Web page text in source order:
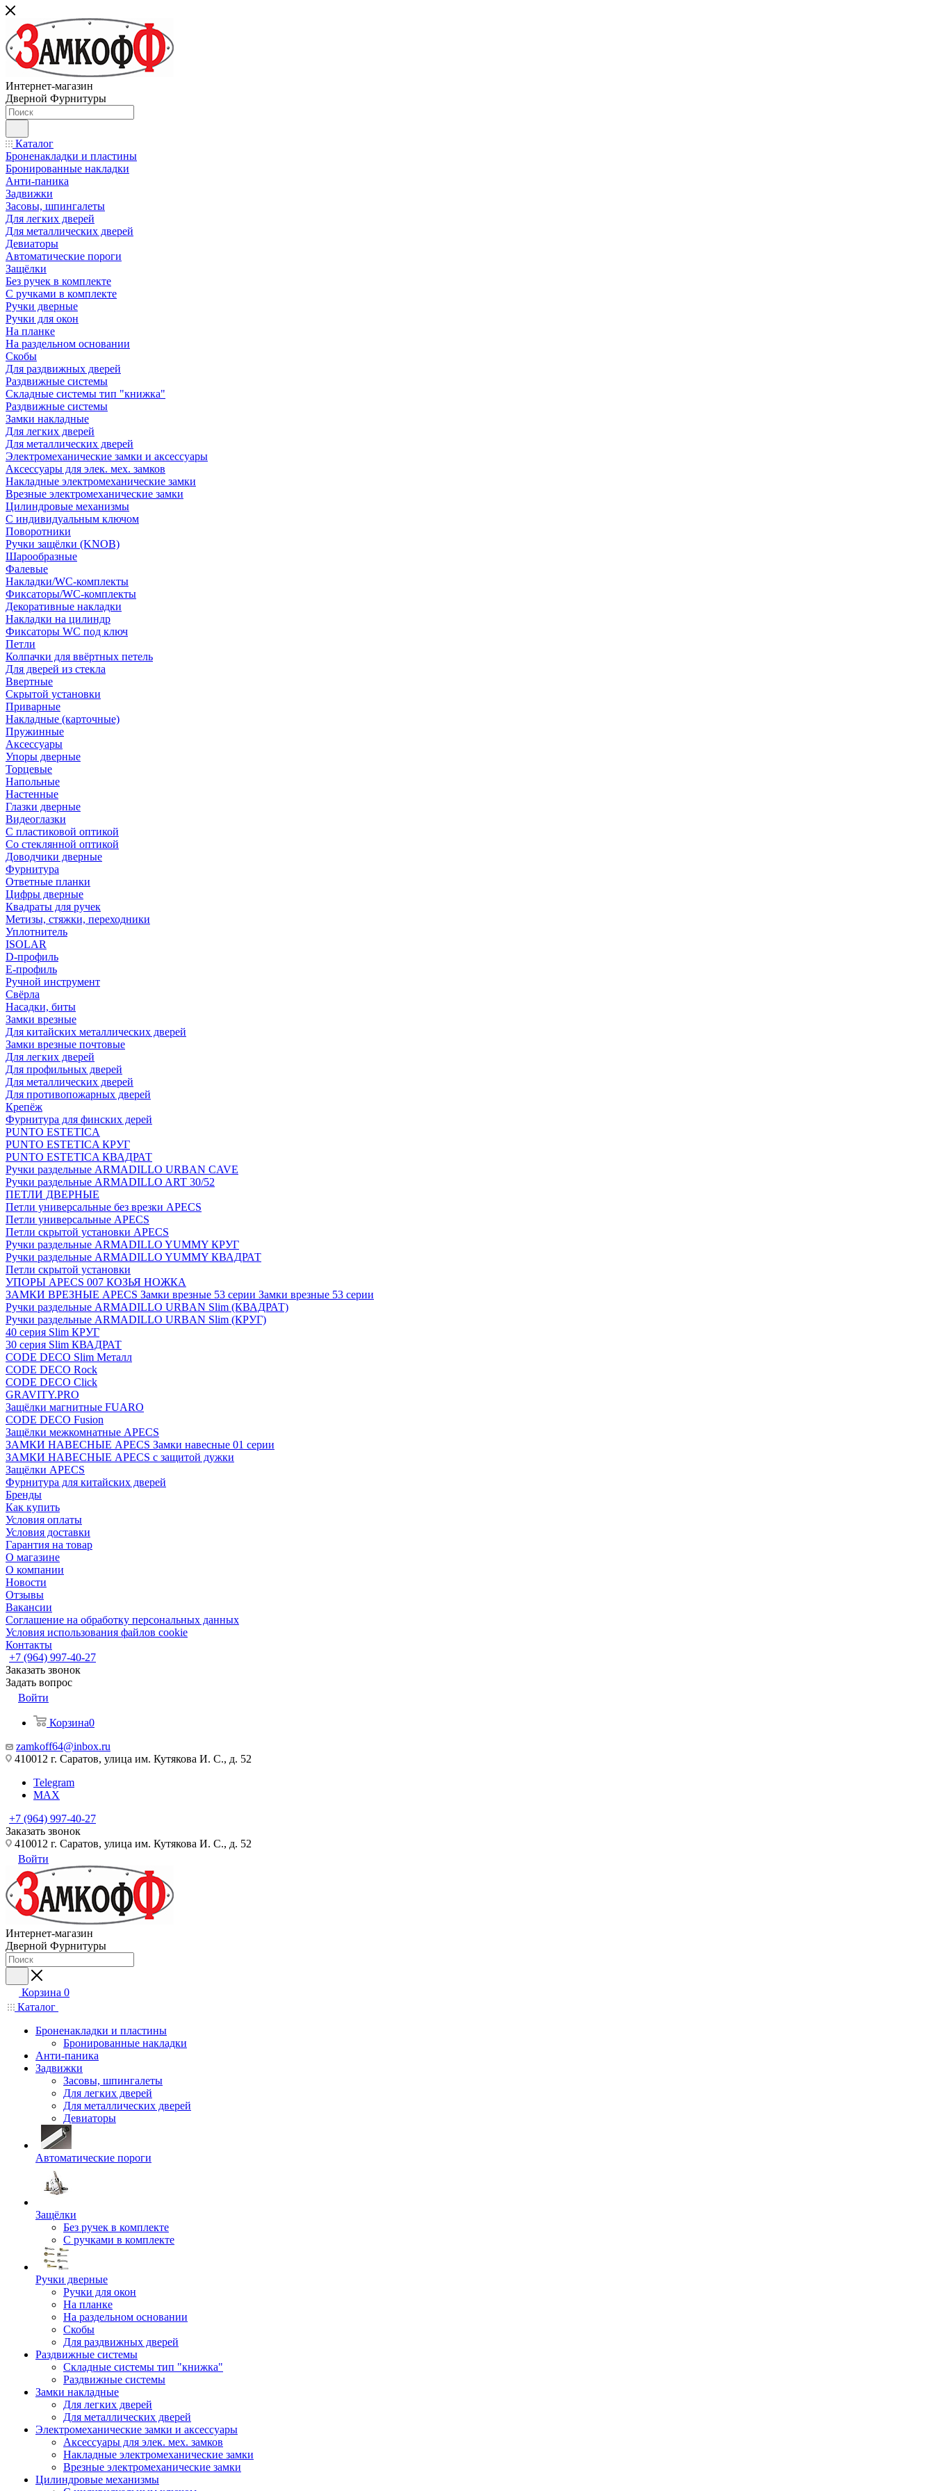
Интернет-магазин
Дверной Фурнитуры
Каталог
Броненакладки и пластины
Бронированные накладки
Анти-паника
Задвижки
Засовы, шпингалеты
Для легких дверей
Для металлических дверей
Девиаторы
Автоматические пороги
Защёлки
Без ручек в комплекте
С ручками в комплекте
Ручки дверные
Ручки для окон
На планке
На раздельном основании
Скобы
Для раздвижных дверей
Раздвижные системы
Складные системы тип "книжка"
Раздвижные системы
Замки накладные
Для легких дверей
Для металлических дверей
Электромеханические замки и аксессуары
Аксессуары для элек. мех. замков
Накладные электромеханические замки
Врезные электромеханические замки
Цилиндровые механизмы
С индивидуальным ключом
Поворотники
Ручки защёлки (KNOB)
Шарообразные
Фалевые
Накладки/WC-комплекты
Фиксаторы/WC-комплекты
Декоративные накладки
Накладки на цилиндр
Фиксаторы WC под ключ
Петли
Колпачки для ввёртных петель
Для дверей из стекла
Ввертные
Скрытой установки
Приварные
Накладные (карточные)
Пружинные
Аксессуары
Упоры дверные
Торцевые
Напольные
Настенные
Глазки дверные
Видеоглазки
С пластиковой оптикой
Со стеклянной оптикой
Доводчики дверные
Фурнитура
Ответные планки
Цифры дверные
Квадраты для ручек
Метизы, стяжки, переходники
Уплотнитель
ISOLAR
D-профиль
Е-профиль
Ручной инструмент
Свёрла
Насадки, биты
Замки врезные
Для китайских металлических дверей
Замки врезные почтовые
Для легких дверей
Для профильных дверей
Для металлических дверей
Для противопожарных дверей
Крепёж
Фурнитура для финских дерей
PUNTO ESTETICA
PUNTO ESTETICA КРУГ
PUNTO ESTETICA КВАДРАТ
Ручки раздельные ARMADILLO URBAN CAVE
Ручки раздельные ARMADILLO ART 30/52
ПЕТЛИ ДВЕРНЫЕ
Петли универсальные без врезки APECS
Петли универсальные APECS
Петли скрытой установки APECS
Ручки раздельные ARMADILLO YUMMY КРУГ
Ручки раздельные ARMADILLO YUMMY КВАДРАТ
Петли скрытой установки
УПОРЫ APECS 007 КОЗЬЯ НОЖКА
ЗАМКИ ВРЕЗНЫЕ APECS Замки врезные 53 серии Замки врезные 53 серии
Ручки раздельные ARMADILLO URBAN Slim (КВАДРАТ)
Ручки раздельные ARMADILLO URBAN Slim (КРУГ)
40 серия Slim КРУГ
30 серия Slim КВАДРАТ
CODE DECO Slim Металл
CODE DECO Rock
CODE DECO Click
GRAVITY.PRO
Защёлки магнитные FUARO
CODE DECO Fusion
Защёлки межкомнатные APECS
ЗАМКИ НАВЕСНЫЕ APECS Замки навесные 01 серии
ЗАМКИ НАВЕСНЫЕ APECS с защитой дужки
Защёлки APECS
Фурнитура для китайских дверей
Бренды
Как купить
Условия оплаты
Условия доставки
Гарантия на товар
О магазине
О компании
Новости
Отзывы
Вакансии
Соглашение на обработку персональных данных
Условия использования файлов cookie
Контакты
+7 (964) 997-40-27
Заказать звонок
Задать вопрос
Войти
Корзина0
zamkoff64@inbox.ru
410012 г. Саратов, улица им. Кутякова И. С., д. 52
Telegram
MAX
+7 (964) 997-40-27
Заказать звонок
410012 г. Саратов, улица им. Кутякова И. С., д. 52
Войти
Интернет-магазин
Дверной Фурнитуры
Корзина 0
Каталог
Броненакладки и пластины
Бронированные накладки
Анти-паника
Задвижки
Засовы, шпингалеты
Для легких дверей
Для металлических дверей
Девиаторы
Автоматические пороги
Защёлки
Без ручек в комплекте
С ручками в комплекте
Ручки дверные
Ручки для окон
На планке
На раздельном основании
Скобы
Для раздвижных дверей
Раздвижные системы
Складные системы тип "книжка"
Раздвижные системы
Замки накладные
Для легких дверей
Для металлических дверей
Электромеханические замки и аксессуары
Аксессуары для элек. мех. замков
Накладные электромеханические замки
Врезные электромеханические замки
Цилиндровые механизмы